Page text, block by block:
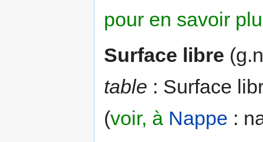
pour en savoir
Surface libre
table : Surface
(voir, à Nappe :